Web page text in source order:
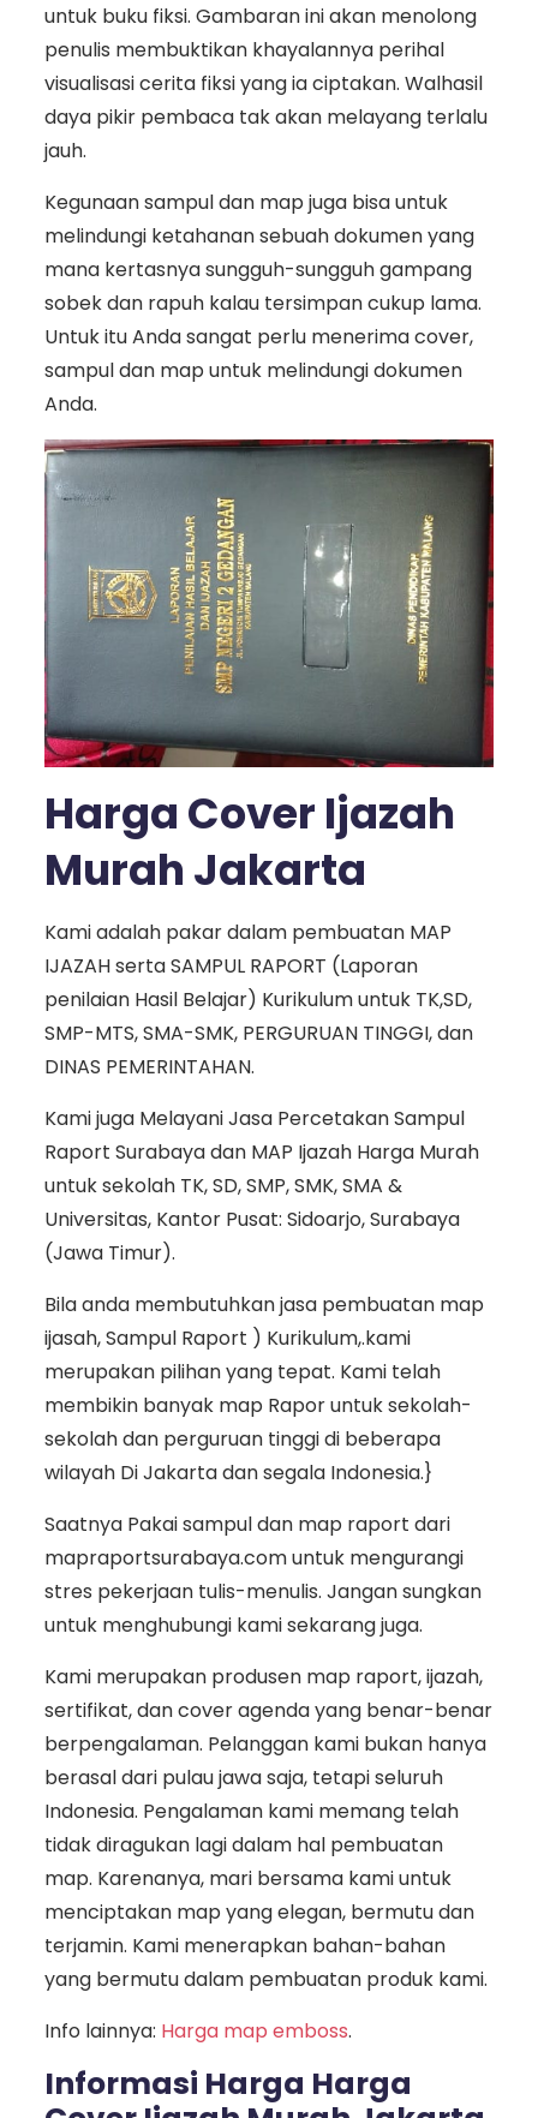
untuk buku fiksi. Gambaran ini akan menolong
penulis membuktikan khayalannya perihal
visualisasi cerita fiksi yang ia ciptakan. Walhasil
daya pikir pembaca tak akan melayang terlalu
jauh.
Kegunaan sampul dan map juga bisa untuk
melindungi ketahanan sebuah dokumen yang
mana kertasnya sungguh-sungguh gampang
sobek dan rapuh kalau tersimpan cukup lama.
Untuk itu Anda sangat perlu menerima cover,
sampul dan map untuk melindungi dokumen
Anda.
Harga Cover Ijazah
Murah Jakarta
Kami adalah pakar dalam pembuatan MAP
IJAZAH serta SAMPUL RAPORT (Laporan
penilaian Hasil Belajar) Kurikulum untuk TK,SD,
SMP-MTS, SMA-SMK, PERGURUAN TINGGI, dan
DINAS PEMERINTAHAN.
Kami juga Melayani Jasa Percetakan Sampul
Raport Surabaya dan MAP Ijazah Harga Murah
untuk sekolah TK, SD, SMP, SMK, SMA &
Universitas, Kantor Pusat: Sidoarjo, Surabaya
(Jawa Timur).
Bila anda membutuhkan jasa pembuatan map
ijasah, Sampul Raport ) Kurikulum,.kami
merupakan pilihan yang tepat. Kami telah
membikin banyak map Rapor untuk sekolah-
sekolah dan perguruan tinggi di beberapa
wilayah Di Jakarta dan segala Indonesia.}
Saatnya Pakai sampul dan map raport dari
mapraportsurabaya.com untuk mengurangi
stres pekerjaan tulis-menulis. Jangan sungkan
untuk menghubungi kami sekarang juga.
Kami merupakan produsen map raport, ijazah,
sertifikat, dan cover agenda yang benar-benar
berpengalaman. Pelanggan kami bukan hanya
berasal dari pulau jawa saja, tetapi seluruh
Indonesia. Pengalaman kami memang telah
tidak diragukan lagi dalam hal pembuatan
map. Karenanya, mari bersama kami untuk
menciptakan map yang elegan, bermutu dan
terjamin. Kami menerapkan bahan-bahan
yang bermutu dalam pembuatan produk kami.
Info lainnya: Harga map emboss.
Informasi Harga Harga